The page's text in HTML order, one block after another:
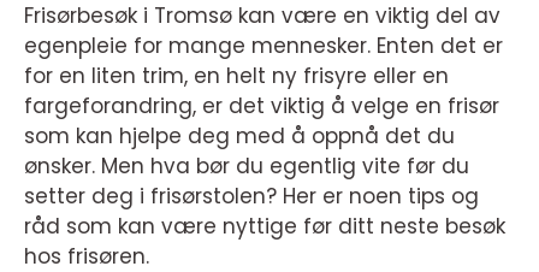
Frisørbesøk i Tromsø kan være en viktig del av
egenpleie for mange mennesker. Enten det er
for en liten trim, en helt ny frisyre eller en
fargeforandring, er det viktig å velge en frisør
som kan hjelpe deg med å oppnå det du
ønsker. Men hva bør du egentlig vite før du
setter deg i frisørstolen? Her er noen tips og
råd som kan være nyttige før ditt neste besøk
hos frisøren.